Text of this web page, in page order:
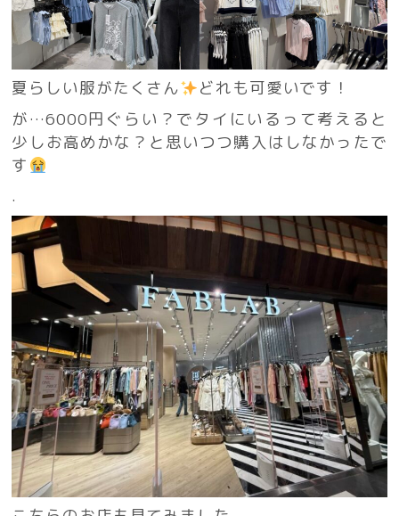
夏らしい服がたくさん
どれも可愛いです！
が…6000円ぐらい？でタイにいるって考えると
少しお高めかな？と思いつつ購入はしなかったで
す
.